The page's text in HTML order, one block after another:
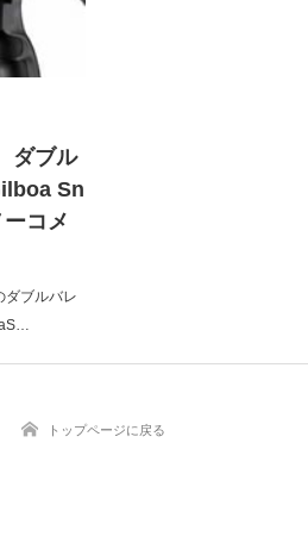
ダブル
Sn
コメ
ダブルバレ
トップページに戻る